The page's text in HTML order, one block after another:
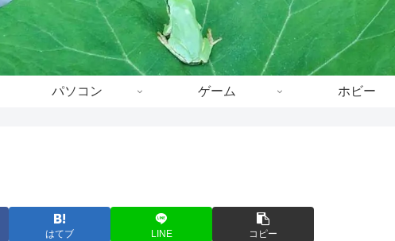
パソコン ゲーム ホビー
はてブ LINE コピー